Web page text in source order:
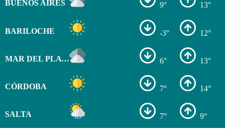
BUENOS AIRES 9° 13°
BARILOCHE -3° 12°
MAR DEL PLATA 6° 13°
CÓRDOBA 7° 14°
SALTA 7° 9°